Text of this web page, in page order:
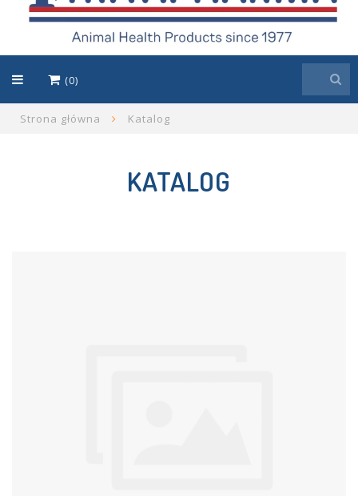
(0)
Strona główna Katalog
KATALOG